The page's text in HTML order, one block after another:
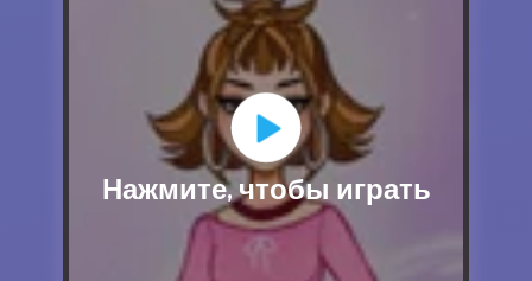
Извините, эта
игра недоступна
Нажмите, чтобы играть